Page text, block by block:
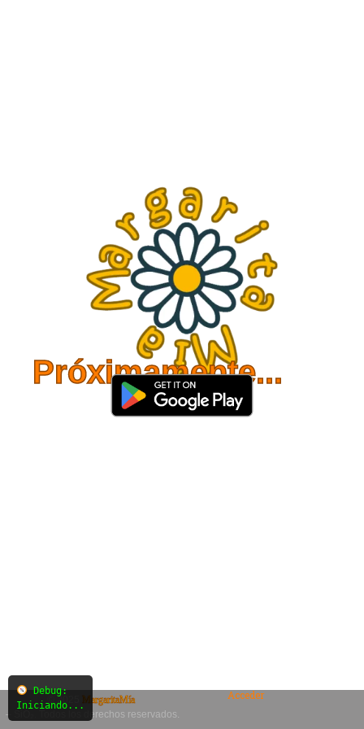
Próximamente...
© 2025
MargaritaMía
– SiO₂. Todos los derechos reservados.
Acceder
Debug:
Iniciando...